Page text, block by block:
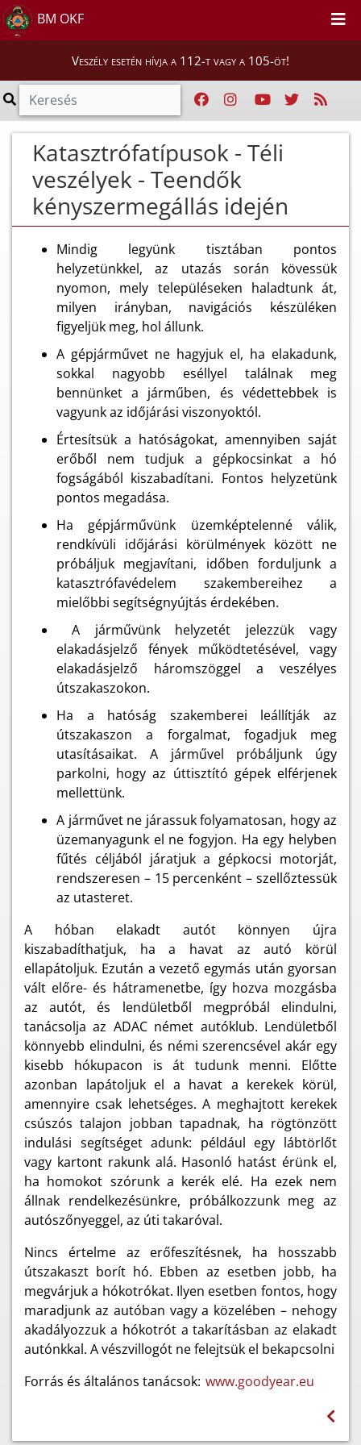
BM OKF
Veszély esetén hívja a 112-t vagy a 105-öt!
Katasztrófatípusok - Téli
veszélyek - Teendők
kényszermegállás idején
Mindig legyünk tisztában pontos
helyzetünkkel, az utazás során kövessük
nyomon, mely településeken haladtunk át,
milyen irányban, navigációs készüléken
figyeljük meg, hol állunk.
A gépjárművet ne hagyjuk el, ha elakadunk,
sokkal nagyobb eséllyel találnak meg
bennünket a járműben, és védettebbek is
vagyunk az időjárási viszonyoktól.
Értesítsük a hatóságokat, amennyiben saját
erőből nem tudjuk a gépkocsinkat a hó
fogságából kiszabadítani. Fontos helyzetünk
pontos megadása.
Ha gépjárművünk üzemképtelenné válik,
rendkívüli időjárási körülmények között ne
próbáljuk megjavítani, időben forduljunk a
katasztrófavédelem szakembereihez a
mielőbbi segítségnyújtás érdekében.
A járművünk helyzetét jelezzük vagy
elakadásjelző fények működtetésével, vagy
elakadásjelző háromszöggel a veszélyes
útszakaszokon.
Ha a hatóság szakemberei leállítják az
útszakaszon a forgalmat, fogadjuk meg
utasításaikat. A járművel próbáljunk úgy
parkolni, hogy az úttisztító gépek elférjenek
mellettünk.
A járművet ne járassuk folyamatosan, hogy az
üzemanyagunk el ne fogyjon. Ha egy helyben
fűtés céljából járatjuk a gépkocsi motorját,
rendszeresen – 15 percenként – szellőztessük
az utasteret.
A hóban elakadt autót könnyen újra
kiszabadíthatjuk, ha a havat az autó körül
ellapátoljuk. Ezután a vezető egymás után gyorsan
vált előre- és hátramenetbe, így hozva mozgásba
az autót, és lendületből megpróbál elindulni,
tanácsolja az ADAC német autóklub. Lendületből
könnyebb elindulni, és némi szerencsével akár egy
kisebb hókupacon is át tudunk menni. Előtte
azonban lapátoljuk el a havat a kerekek körül,
amennyire csak lehetséges. A meghajtott kerekek
csúszós talajon jobban tapadnak, ha rögtönzött
indulási segítséget adunk: például egy lábtörlőt
vagy kartont rakunk alá. Hasonló hatást érünk el,
ha homokot szórunk a kerék elé. Ha ezek nem
állnak rendelkezésünkre, próbálkozzunk meg az
autószőnyeggel, az úti takaróval.
Nincs értelme az erőfeszítésnek, ha hosszabb
útszakaszt borít hó. Ebben az esetben jobb, ha
megvárjuk a hókotrókat. Ilyen esetben fontos, hogy
maradjunk az autóban vagy a közelében – nehogy
akadályozzuk a hókotrót a takarításban az elakadt
autónkkal. A vészvillogót ne felejtsük el bekapcsolni
Forrás és általános tanácsok: www.goodyear.eu